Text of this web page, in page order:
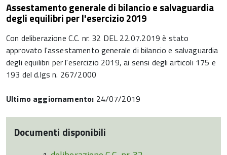
Assestamento generale di bilancio e salvaguardia
degli equilibri per l'esercizio 2019
Con deliberazione C.C. nr. 32 DEL 22.07.2019 è stato
approvato l'assestamento generale di bilancio e salvaguardia
degli equilibri per l'esercizio 2019, ai sensi degli articoli 175 e
193 del d.lgs n. 267/2000
Ultimo aggiornamento: 24/07/2019
Documenti disponibili